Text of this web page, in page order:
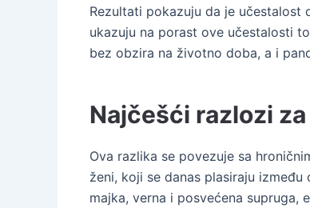
Rezultati pokazuju da je
ukazuju na porast ove učestalosti
bez obzira na životno doba, a i
Najčešći razlozi
Ova razlika se povezuje sa
ženi, koji se danas plasiraju
majka, verna i posvećena supruga,